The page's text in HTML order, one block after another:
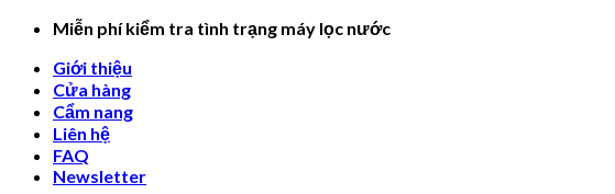
Skip
content
Miễn phí kiểm tra tình trạng máy lọc nước
Giới thiệu
Cửa hàng
Cẩm nang
Liên hệ
FAQ
Newsletter